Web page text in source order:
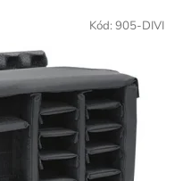
Kód: 905-DIVI